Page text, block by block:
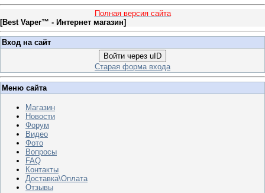
Полная версия сайта
[Best Vaper™ - Интернет магазин]
Вход на сайт
Войти через uID
Старая форма входа
Меню сайта
Магазин
Новости
Форум
Видео
Фото
Вопросы
FAQ
Контакты
Доставка\Оплата
Отзывы